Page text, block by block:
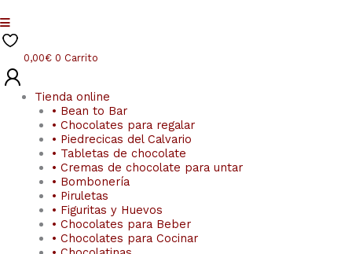
0,00€ 0 Carrito
Tienda online
• Bean to Bar
• Chocolates para regalar
• Piedrecicas del Calvario
• Tabletas de chocolate
• Cremas de chocolate para untar
• Bombonería
• Piruletas
• Figuritas y Huevos
• Chocolates para Beber
• Chocolates para Cocinar